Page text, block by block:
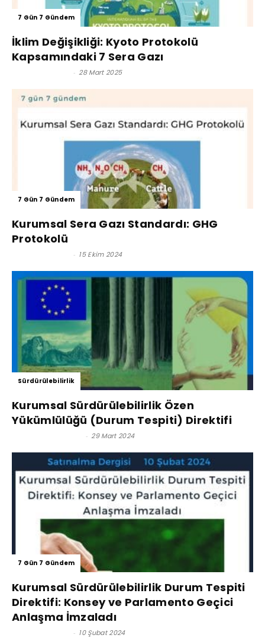
7 Gün 7 Gündem
İklim Değişikliği: Kyoto Protokolü
Kapsamındaki 7 Sera Gazı
- 28 Mart 2025
7 Gün 7 Gündem
Kurumsal Sera Gazı Standardı: GHG
Protokolü
- 15 Ekim 2024
Sürdürülebilirlik
Kurumsal Sürdürülebilirlik Özen
Yükümlülüğü (Durum Tespiti) Direktifi
- 29 Mart 2024
7 Gün 7 Gündem
Kurumsal Sürdürülebilirlik Durum Tespiti
Direktifi: Konsey ve Parlamento Geçici
Anlaşma İmzaladı
- 10 Şubat 2024